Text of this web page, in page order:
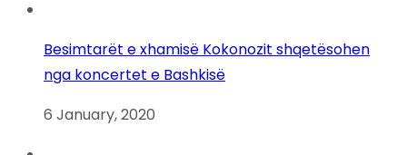
Besimtarët e xhamisë Kokonozit shqetësohen
nga koncertet e Bashkisë
6 January, 2020